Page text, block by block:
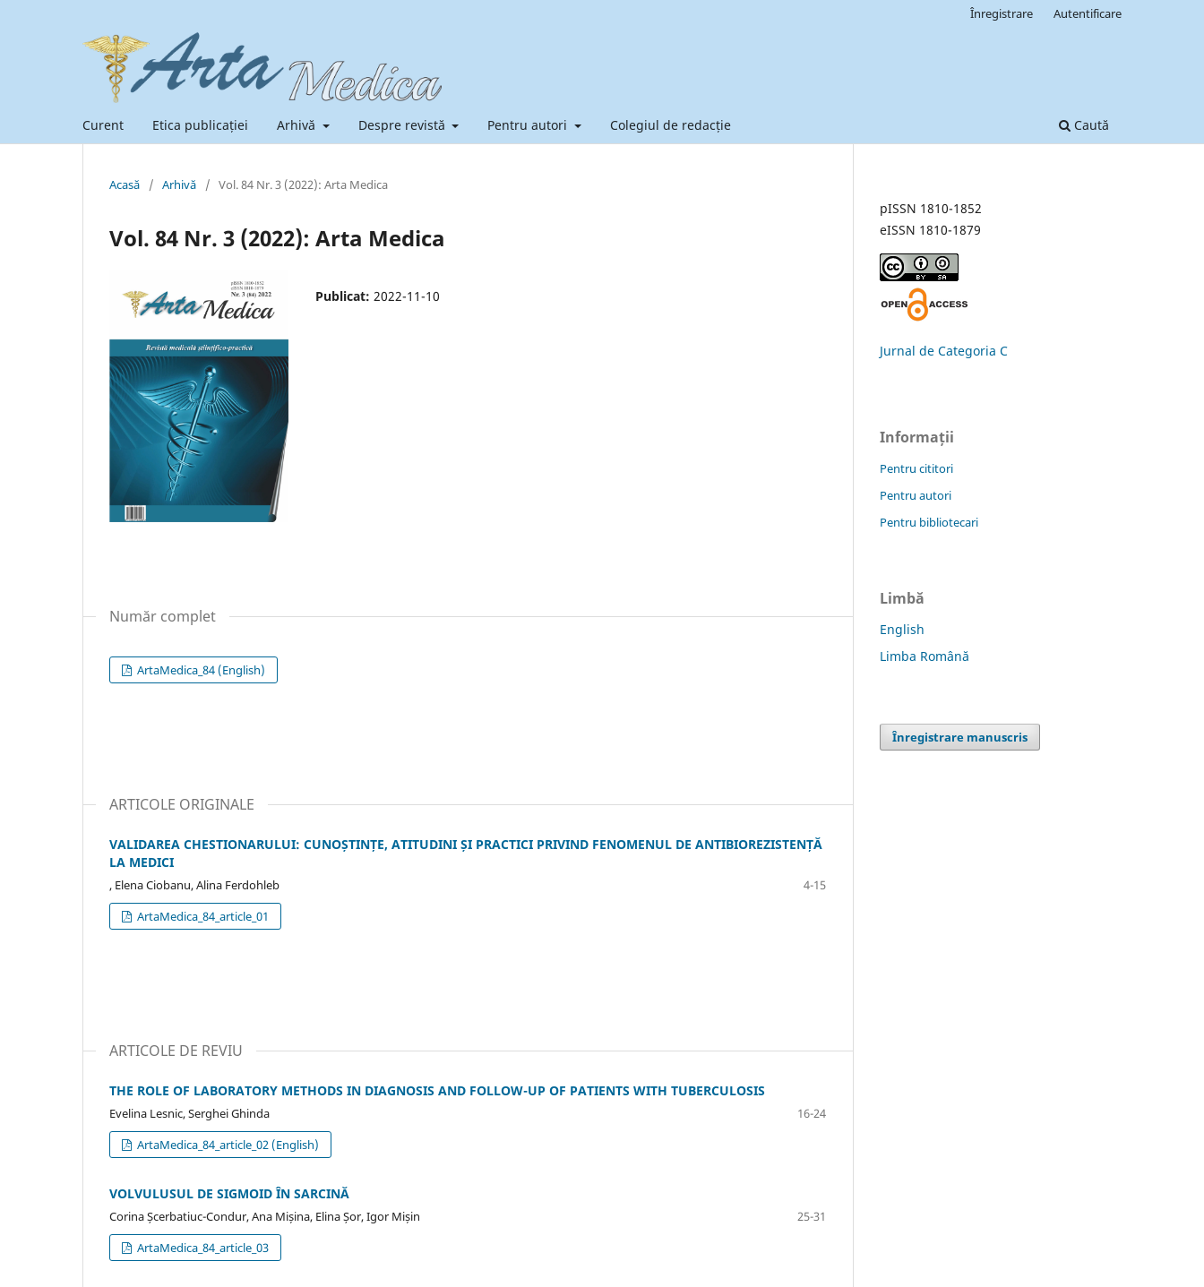
Curent Etica publicației Arhivă Despre revistă Pentru autori Colegiul de redacție Caută
Înregistrare Autentificare
Acasă / Arhivă / Vol. 84 Nr. 3 (2022): Arta Medica
Vol. 84 Nr. 3 (2022): Arta Medica
Publicat: 2022-11-10
Număr complet
ArtaMedica_84 (English)
ARTICOLE ORIGINALE
VALIDAREA CHESTIONARULUI: CUNOȘTINȚE, ATITUDINI ȘI PRACTICI PRIVIND FENOMENUL DE ANTIBIOREZISTENȚĂ
LA MEDICI
, Elena Ciobanu, Alina Ferdohleb
4-15
ArtaMedica_84_article_01
ARTICOLE DE REVIU
THE ROLE OF LABORATORY METHODS IN DIAGNOSIS AND FOLLOW-UP OF PATIENTS WITH TUBERCULOSIS
Evelina Lesnic, Serghei Ghinda
16-24
ArtaMedica_84_article_02 (English)
VOLVULUSUL DE SIGMOID ÎN SARCINĂ
Corina Șcerbatiuc-Condur, Ana Mișina, Elina Șor, Igor Mișin
25-31
ArtaMedica_84_article_03
pISSN 1810-1852
eISSN 1810-1879
Jurnal de Categoria C
Informații
Pentru cititori
Pentru autori
Pentru bibliotecari
Limbă
English
Limba Română
Înregistrare manuscris